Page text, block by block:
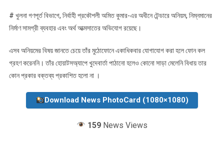
# খুলনা গণপূর্ত বিভাগে, নির্বাহী প্রকৌশলী অমিত কুমার-এর অধীনে টেন্ডারে অনিয়ম, নিম্নমানের
নির্মাণ সামগ্রী ব্যবহার এবং অর্থ আত্মসাতের অভিযোগ রয়েছে।
এসব অনিয়মের বিষয় জানতে চেয়ে তাঁর মুঠোফোনে একাধিকবার যোগাযোগ করা হলে ফোন কল
গ্রহণ করেননি। তাঁর হোয়াটসঅ্যাপে খুদেবার্তা পাঠানো হলেও কোনো সাড়া মেলেনি বিধায় তার
কোন প্রকার বক্তব্য প্রকাশিত হলো না ।
Download News PhotoCard (1080×1080)
159 News Views